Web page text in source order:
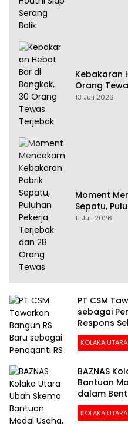
Kebakaran
Orang
13 Juli 2026
Moment
Sepatu,
28 Orang
11 Juli 2026
PT CSM
sebagai
Respons
KOLAKA UTARA
BAZNAS
Bantuan
dalam
Juta
KOLAKA UTARA